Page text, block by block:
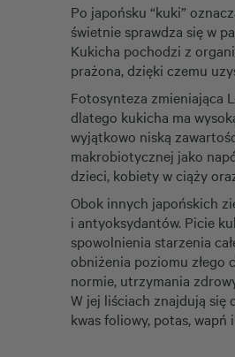
Po japońsku “kuki”
świetnie sprawdza się w
Kukicha pochodzi z
prażona, dzięki czemu
Fotosynteza zmieniająca
dlatego kukicha ma
wyjątkowo niską
makrobiotycznej jako
dzieci, kobiety w ciąży
Obok innych japońskich
i antyoksydantów. Picie
spowolnienia starzenia
obniżenia poziomu
normie, utrzymania
W jej liściach znajdują się
kwas foliowy, potas, wapń